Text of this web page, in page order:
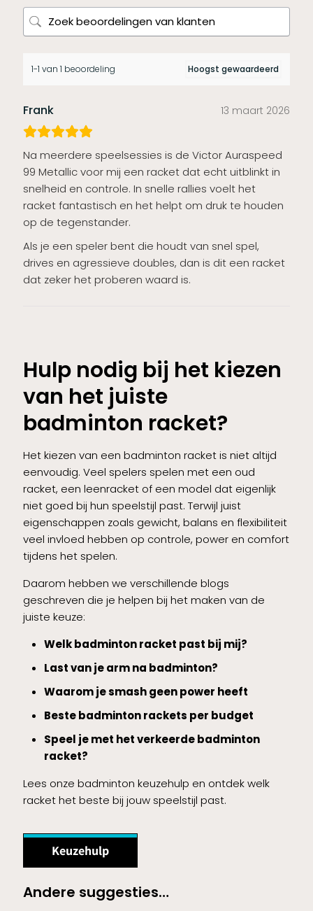
1-1 van 1 beoordeling
Frank 13 maart 2026
Na meerdere speelsessies is de Victor Auraspeed
99 Metallic voor mij een racket dat echt uitblinkt in
snelheid en controle. In snelle rallies voelt het
racket fantastisch en het helpt om druk te houden
op de tegenstander.
Als je een speler bent die houdt van snel spel,
drives en agressieve doubles, dan is dit een racket
dat zeker het proberen waard is.
Hulp nodig bij het kiezen
van het juiste
badminton racket?
Het kiezen van een badminton racket is niet altijd
eenvoudig. Veel spelers spelen met een oud
racket, een leenracket of een model dat eigenlijk
niet goed bij hun speelstijl past. Terwijl juist
eigenschappen zoals gewicht, balans en flexibiliteit
veel invloed hebben op controle, power en comfort
tijdens het spelen.
Daarom hebben we verschillende blogs
geschreven die je helpen bij het maken van de
juiste keuze:
Welk badminton racket past bij mij?
Last van je arm na badminton?
Waarom je smash geen power heeft
Beste badminton rackets per budget
Speel je met het verkeerde badminton
racket?
Lees onze badminton keuzehulp en ontdek welk
racket het beste bij jouw speelstijl past.
Keuzehulp
Andere suggesties…